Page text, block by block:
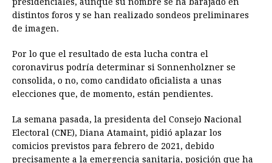
presidenciales, aunque su nombre se ha barajado en
distintos foros y se han realizado sondeos preliminares
de imagen.
Por lo que el resultado de esta lucha contra el
coronavirus podría determinar si Sonnenholzner se
consolida, o no, como candidato oficialista a unas
elecciones que, de momento, están pendientes.
La semana pasada, la presidenta del Consejo Nacional
Electoral (CNE), Diana Atamaint, pidió aplazar los
comicios previstos para febrero de 2021, debido
precisamente a la emergencia sanitaria, posición que ha